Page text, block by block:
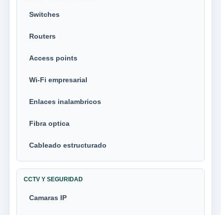
Switches
Routers
Access points
Wi-Fi empresarial
Enlaces inalambricos
Fibra optica
Cableado estructurado
CCTV Y SEGURIDAD
Camaras IP